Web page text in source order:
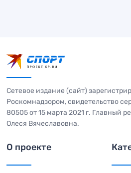
Сетевое издание (сайт)
Роскомнадзором, свидетельство
80505 от 15 марта 2021 г. Главный
Олеся Вячеславовна.
О проекте